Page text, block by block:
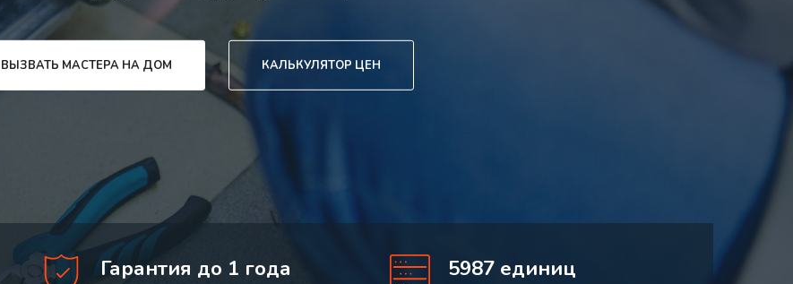
ВЫЗВАТЬ МАСТЕРА НА ДОМ КАЛЬКУЛЯТОР ЦЕН
Гарантия до 1 года 5987 единиц